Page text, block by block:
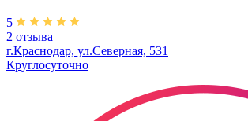
5
2 отзыва
г.Краснодар, ул.Северная, 531
Круглосуточно